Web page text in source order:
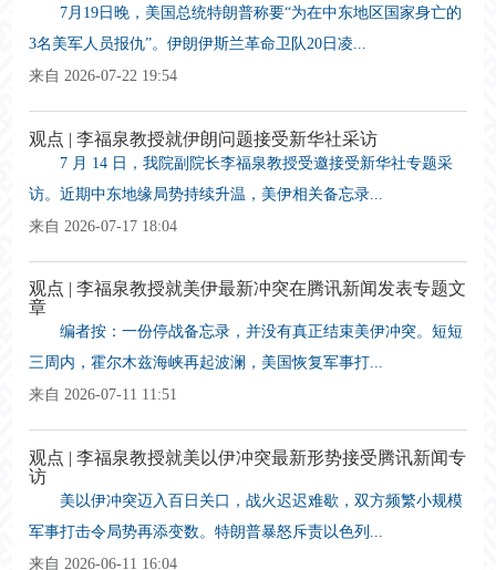
7月19日晚，美国总统特朗普称要“为在中东地区国家身亡的
3名美军人员报仇”。伊朗伊斯兰革命卫队20日凌...
来自 2026-07-22 19:54
观点 | 李福泉教授就伊朗问题接受新华社采访
7 月 14 日，我院副院长李福泉教授受邀接受新华社专题采
访。近期中东地缘局势持续升温，美伊相关备忘录...
来自 2026-07-17 18:04
观点 | 李福泉教授就美伊最新冲突在腾讯新闻发表专题文
章
编者按：一份停战备忘录，并没有真正结束美伊冲突。短短
三周内，霍尔木兹海峡再起波澜，美国恢复军事打...
来自 2026-07-11 11:51
观点 | 李福泉教授就美以伊冲突最新形势接受腾讯新闻专
访
美以伊冲突迈入百日关口，战火迟迟难歇，双方频繁小规模
军事打击令局势再添变数。特朗普暴怒斥责以色列...
来自 2026-06-11 16:04